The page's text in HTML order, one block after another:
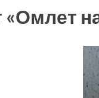
«Омлет